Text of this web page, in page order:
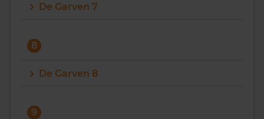
De Garven 7
8
De Garven 8
9